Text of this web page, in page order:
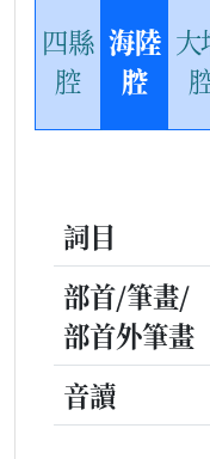
四縣
腔
海陸
腔
大
詞目
部首/筆畫/
部首外筆畫
音讀